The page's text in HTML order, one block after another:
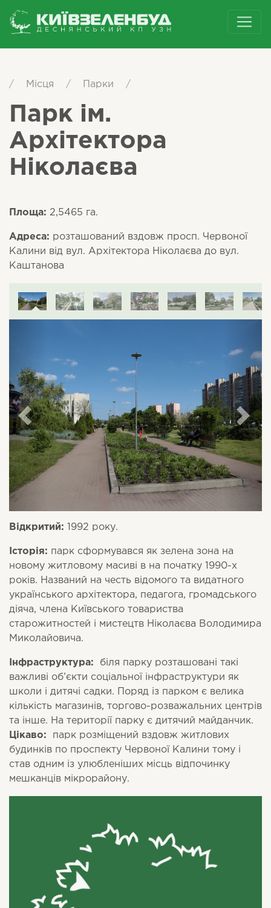
/ Місця / Парки /
Парк ім.
Архітектора
Ніколаєва
Площа: 2,5465 га.
Адреса: розташований вздовж просп. Червоної
Калини від вул. Архітектора Ніколаєва до вул.
Каштанова
Відкритий: 1992 року.
Історія: парк сформувався як зелена зона на
новому житловому масиві в на початку 1990-х
років. Названий на честь відомого та видатного
українського архітектора, педагога, громадського
діяча, члена Київського товариства
старожитностей і мистецтв Ніколаєва Володимира
Миколайовича.
Інфраструктура:
біля парку розташовані такі
важливі об’єкти соціальної інфраструктури як
школи і дитячі садки. Поряд із парком є велика
кількість магазинів, торгово-розважальних центрів
та інше. На території парку є дитячий майданчик.
Цікаво: парк розміщений вздовж житлових
будинків по проспекту Червоної Калини тому і
став одним із улюбленіших місць відпочинку
мешканців мікрорайону.